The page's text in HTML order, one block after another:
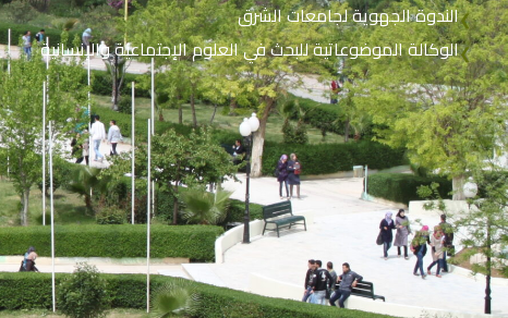
❮الندوة الجهوية لجامعات الشرق
❮الوكالة الموضوعاتية للبحث في العلوم الإجتماعية والإنسانية